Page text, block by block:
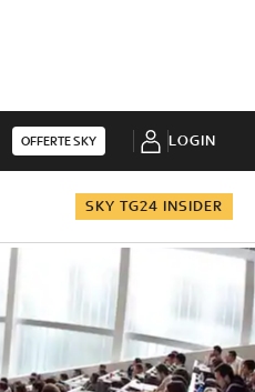
OFFERTE SKY LOGIN
SKY TG24 INSIDER